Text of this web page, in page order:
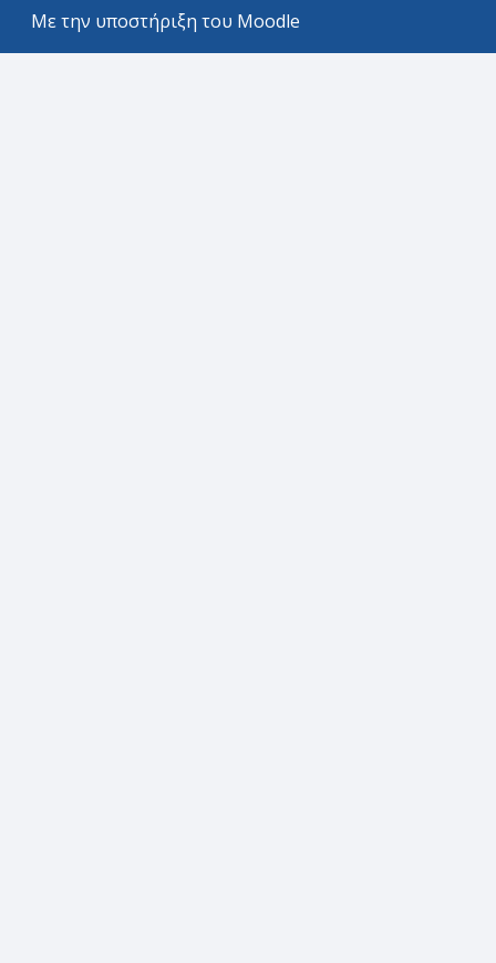
Με την υποστήριξη του Moodle